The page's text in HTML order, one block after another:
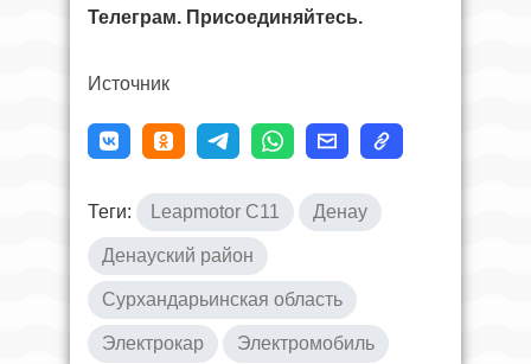
Телеграм. Присоединяйтесь.
Источник
Теги: Leapmotor C11 Денау
Денауский район
Сурхандарьинская область
Электрокар Электромобиль